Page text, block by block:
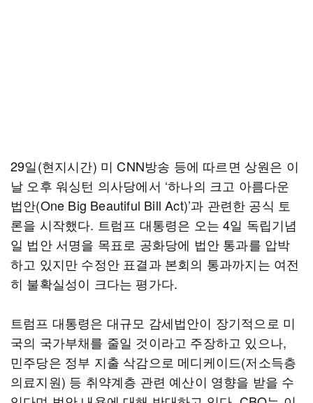
29일(현지시간) 미 CNN방송 등에 따르면 상원은 이
날 오후 워싱턴 의사당에서 ‘하나의 크고 아름다운
법안(One Big Beautiful Bill Act)’과 관련한 공식 토
론을 시작했다. 트럼프 대통령은 오는 4일 독립기념
일 법안 서명을 목표로 공화당에 법안 통과를 압박
하고 있지만 수정안 표결과 본회의 통과까지는 여전
히 불확실성이 크다는 평가다.
트럼프 대통령은 대규모 감세법안이 장기적으로 미
국의 국가부채를 줄일 것이라고 주장하고 있으나,
민주당은 정부 지출 삭감으로 메디케이드(저소득층
의료지원) 등 취약계층 관련 예산이 영향을 받을 수